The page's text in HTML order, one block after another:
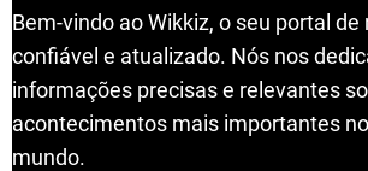
Bem-vindo ao Wikkiz, o seu portal de
confiável e atualizado. Nós nos
informações precisas e relevantes
acontecimentos mais importantes
mundo.